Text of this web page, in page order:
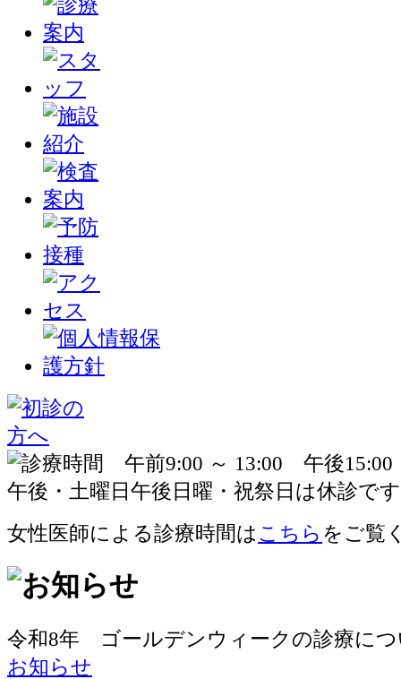
女性医師による診療時間は こちら をご覧
令和8年 ゴールデンウィークの診療に
お知らせ